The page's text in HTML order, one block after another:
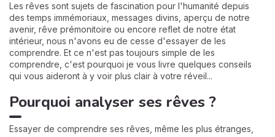
Les rêves sont sujets de fascination pour l'humanité depuis
des temps immémoriaux, messages divins, aperçu de notre
avenir, rêve prémonitoire ou encore reflet de notre état
intérieur, nous n'avons eu de cesse d'essayer de les
comprendre. Et ce n'est pas toujours simple de les
comprendre, c'est pourquoi je vous livre quelques conseils
qui vous aideront à y voir plus clair à votre réveil...
Pourquoi analyser ses rêves ?
Essayer de comprendre ses rêves, même les plus étranges,